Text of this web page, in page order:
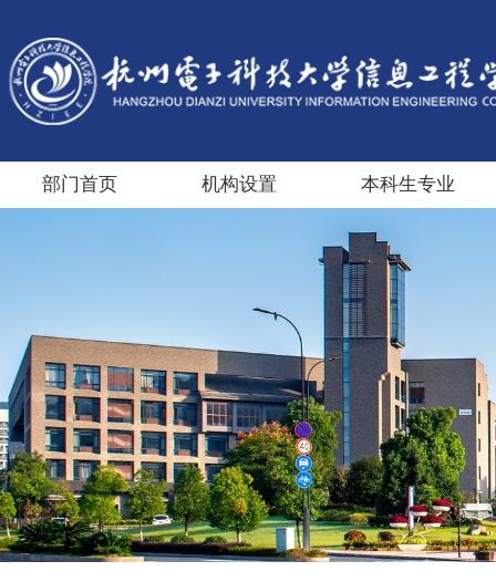
部门首页 机构设置 本科生专业